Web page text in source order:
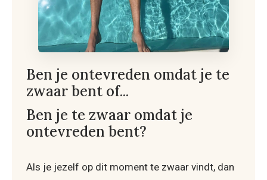
Ben je ontevreden omdat je te
zwaar bent of...
Ben je te zwaar omdat je
ontevreden bent?
Als je jezelf op dit moment te zwaar vindt, dan